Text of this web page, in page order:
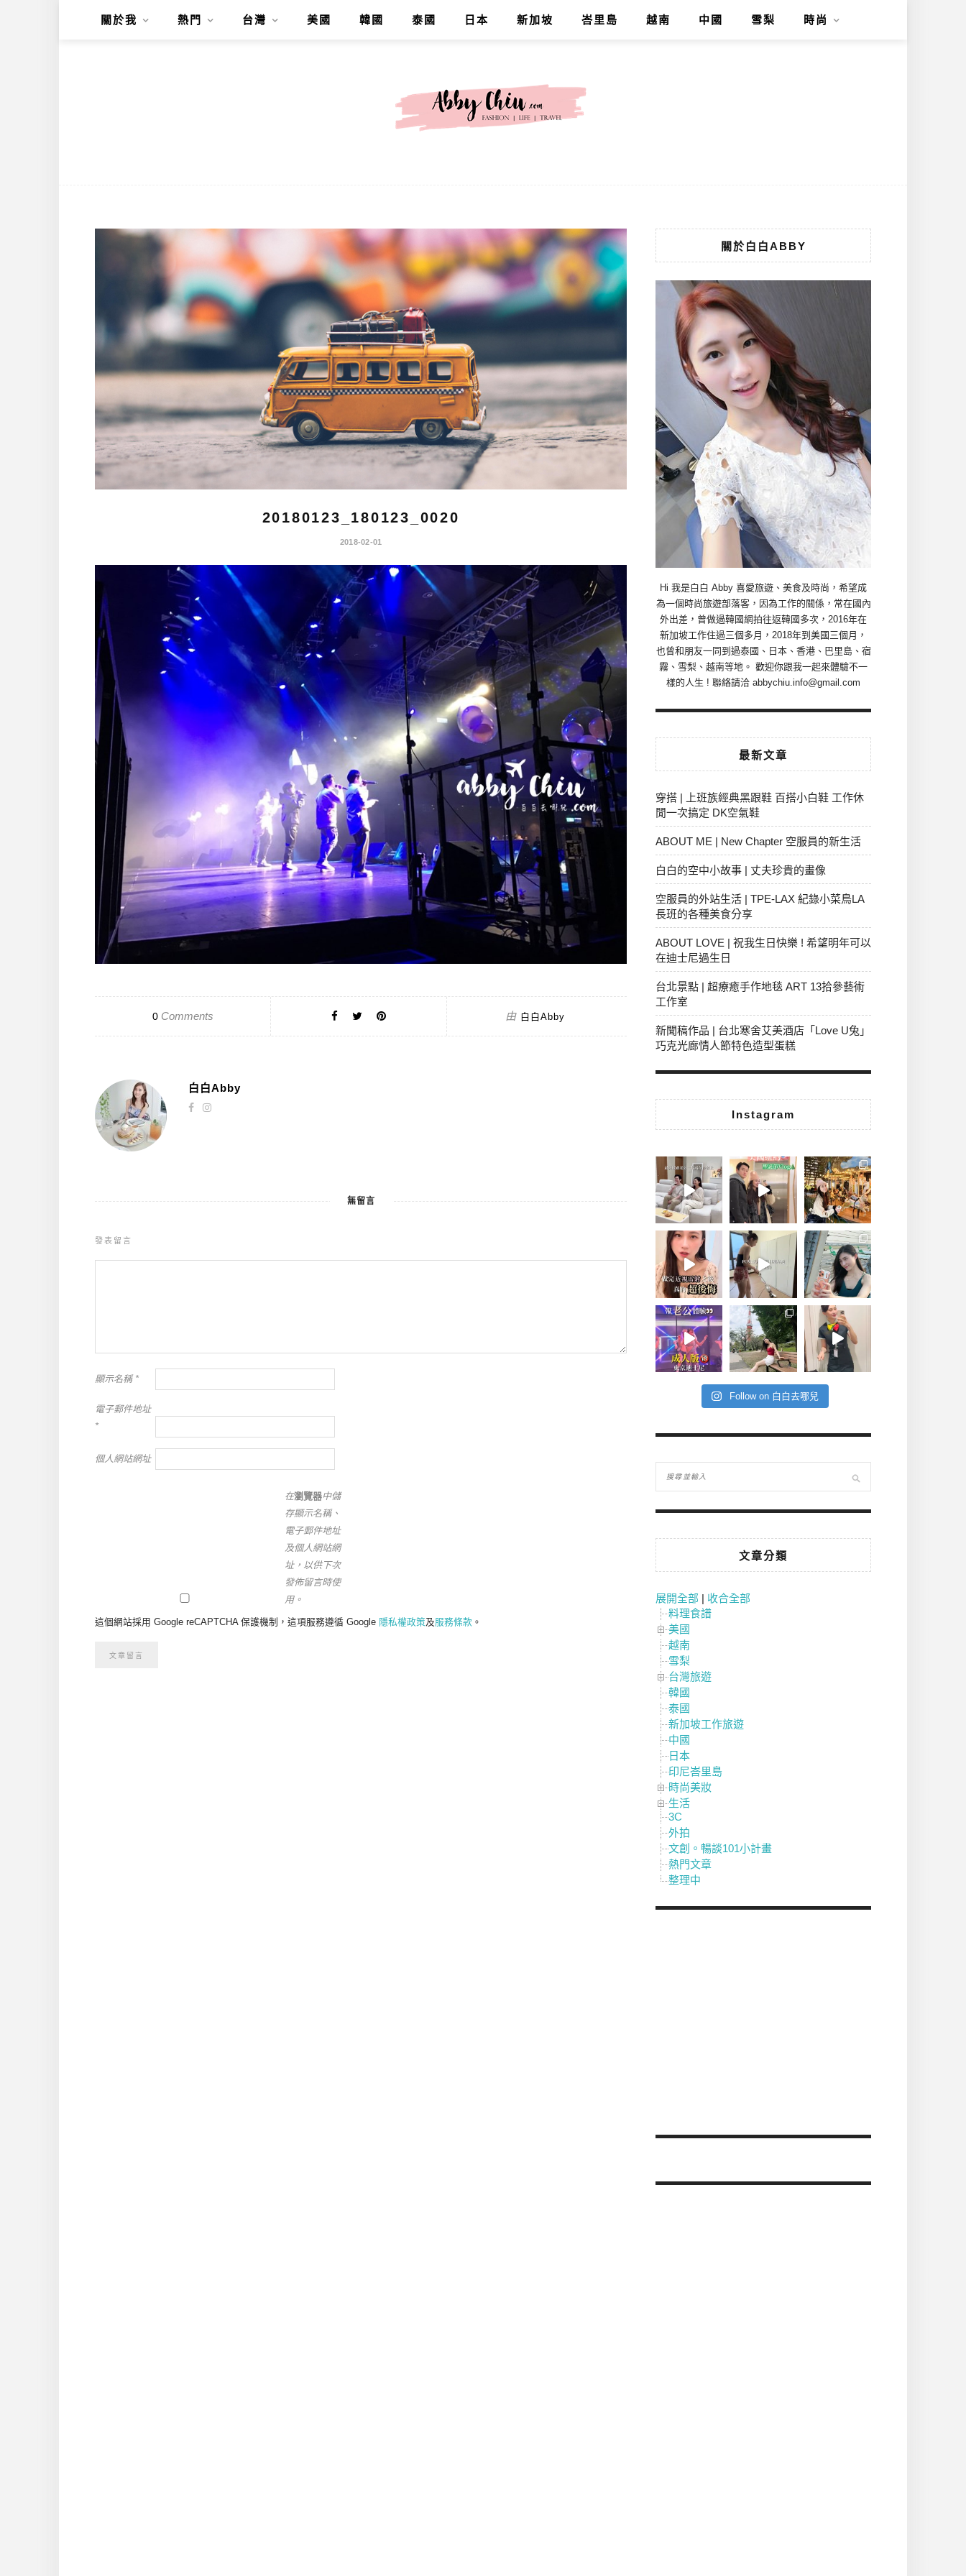
關於我 熱門 台灣 美國 韓國 泰國 日本 新加坡 峇里島 越南 中國 雪梨 時尚
20180123_180123_0020
2018-02-01
0Comments 由 白白Abby
白白Abby
無留言
發表留言
顯示名稱 *
電子郵件地址
*
個人網站網址
在瀏覽器中儲
存顯示名稱、
電子郵件地址
及個人網站網
址，以供下次
發佈留言時使
用。
這個網站採用 Google reCAPTCHA 保護機制，這項服務遵循 Google 隱私權政策及服務條款 。
關於白白ABBY
Hi 我是白白 Abby 喜愛旅遊、美食及時尚，希望成
為一個時尚旅遊部落客，因為工作的關係，常在國內
外出差，曾做過韓國網拍往返韓國多次，2016年在
新加坡工作住過三個多月，2018年到美國三個月，
也曾和朋友一同到過泰國、日本、香港、巴里島、宿
霧、雪梨、越南等地。 歡迎你跟我一起來體驗不一
樣的人生 ! 聯絡請洽 abbychiu.info@gmail.com
最新文章
穿搭 | 上班族經典黑跟鞋 百搭小白鞋 工作休
閒一次搞定 DK空氣鞋
ABOUT ME | New Chapter 空服員的新生活
白白的空中小故事 | 丈夫珍貴的畫像
空服員的外站生活 | TPE-LAX 紀錄小菜鳥LA
長班的各種美食分享
ABOUT LOVE | 祝我生日快樂 ! 希望明年可以
在迪士尼過生日
台北景點 | 超療癒手作地毯 ART 13拾參藝術
工作室
新聞稿作品 | 台北寒舍艾美酒店「Love U兔」
巧克光廊情人節特色造型蛋糕
Instagram
Follow on 白白去哪兒
文章分類
展開全部 | 收合全部
料理食譜
美國
越南
雪梨
台灣旅遊
韓國
泰國
新加坡工作旅遊
中國
日本
印尼峇里島
時尚美妝
生活
3C
外拍
文創。暢談101小計畫
熱門文章
整理中